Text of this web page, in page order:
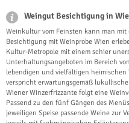
Weingut Besichtigung in
Weinkultur vom Feinsten kann man
Besichtigung mit Weinprobe Wien
Kultur-Metropole mit einem schier
Unterhaltungsangeboten im Bereich
lebendigen und vielfältigen
verspricht erwartungsgemäß
Wiener Winzerfrizzante folgt eine
Passend zu den fünf Gängen des
jeweiligen Speise passende Weine zur